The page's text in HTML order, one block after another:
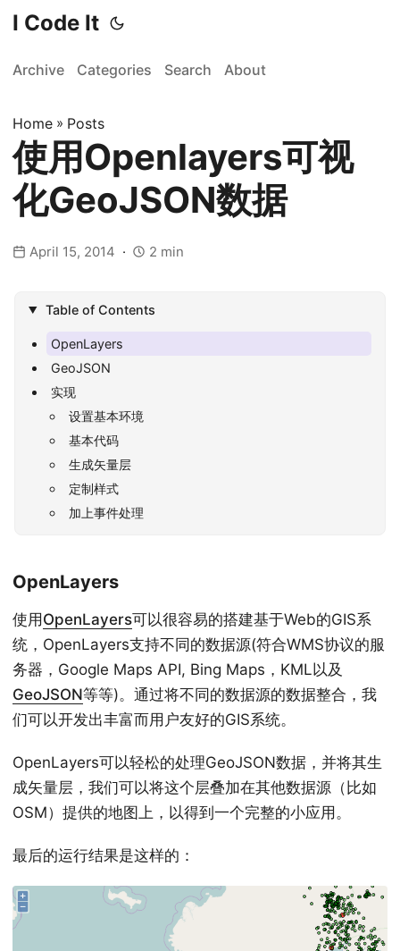
I Code It
Archive Categories Search About
Home » Posts
使用Openlayers可视
化GeoJSON数据
April 15, 2014 2 min
Table of Contents
OpenLayers
GeoJSON
实现
设置基本环境
基本代码
生成矢量层
定制样式
加上事件处理
OpenLayers
使用OpenLayers可以很容易的搭建基于Web的GIS系
统，OpenLayers支持不同的数据源(符合WMS协议的服
务器，Google Maps API, Bing Maps，KML以及
GeoJSON等等)。通过将不同的数据源的数据整合，我
们可以开发出丰富而用户友好的GIS系统。
OpenLayers可以轻松的处理GeoJSON数据，并将其生
成矢量层，我们可以将这个层叠加在其他数据源（比如
OSM）提供的地图上，以得到一个完整的小应用。
最后的运行结果是这样的：